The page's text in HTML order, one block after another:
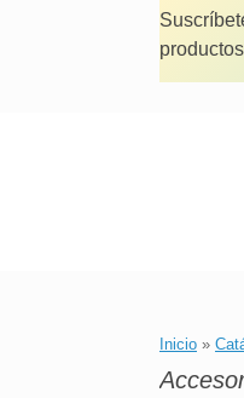
Inicio »